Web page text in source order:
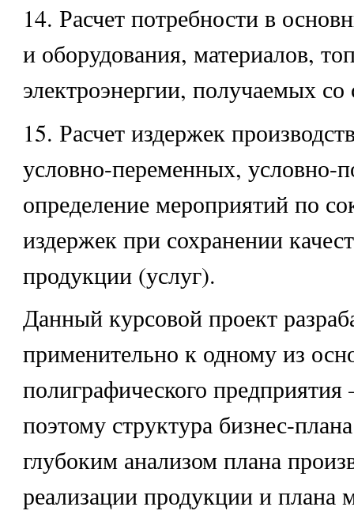
14. Расчет потребности в
и оборудования, материалов,
электроэнергии, получаемых
15. Расчет издержек
условно-переменных, условно-
определение мероприятий по
издержек при сохранении
продукции (услуг).
Данный курсовой проект
применительно к одному из
полиграфического
поэтому структура бизнес-
глубоким анализом плана
реализации продукции и плана